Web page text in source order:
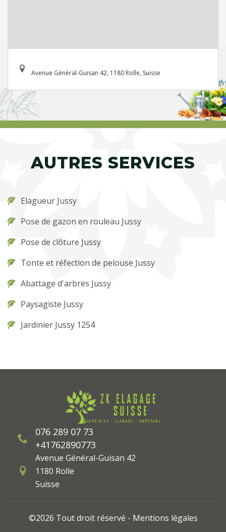
Avenue Général-Guisan 42, 1180 Rolle, Suisse
AUTRES SERVICES
Elagueur Jussy
Pose de gazon en rouleau Jussy
Pose de clôture Jussy
Tonte et réfection de pelouse Jussy
Abattage d'arbres Jussy
Paysagiste Jussy
Jardinier Jussy 1254
076 289 07 73
+41762890773
Avenue Général-Guisan 42
1180 Rolle
Suisse
©2026 Tout droit réservé - Mentions légales